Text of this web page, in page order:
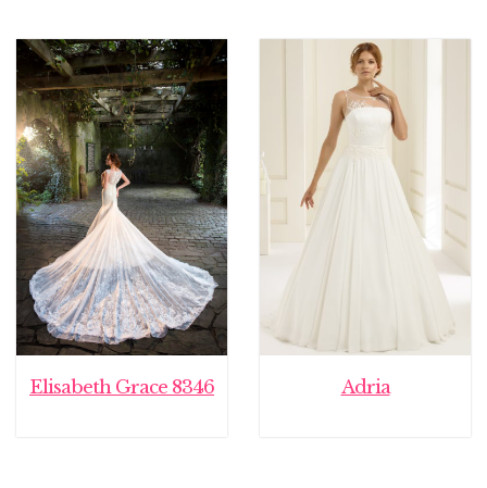
Elisabeth Grace 8346 Adria